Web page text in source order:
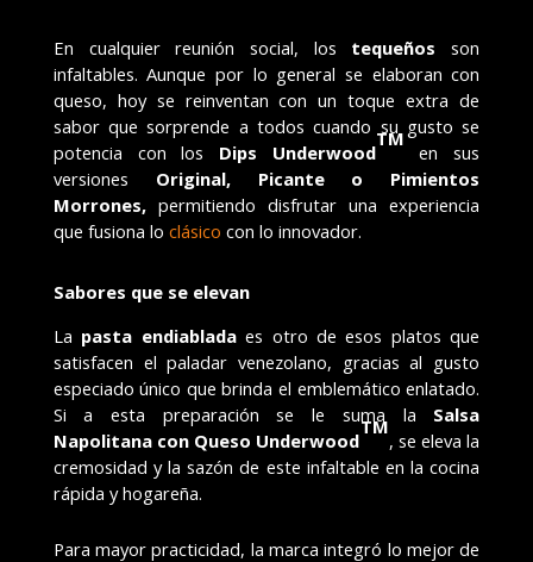
En cualquier reunión social, los tequeños son
infaltables. Aunque por lo general se elaboran con
queso, hoy se reinventan con un toque extra de
sabor que sorprende a todos cuando su gusto se
potencia con los Dips Underwood
TM
en sus
versiones Original, Picante o Pimientos
Morrones,permitiendo disfrutar una experiencia
que fusiona lo clásico con lo innovador.
Sabores que se elevan
La pasta endiabladaes otro de esos platos que
satisfacen el paladar venezolano, gracias al gusto
especiado único que brinda el emblemático enlatado.
Si a esta preparación se le suma la Salsa
Napolitana con Queso Underwood
TM
, se eleva la
cremosidad y la sazón de este infaltable en la cocina
rápida y hogareña.
Para mayor practicidad, la marca integró lo mejor de